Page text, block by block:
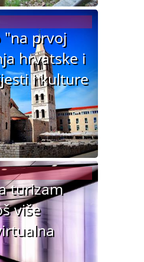
"na prvoj
hrvatske i
i kulture
turizam
više